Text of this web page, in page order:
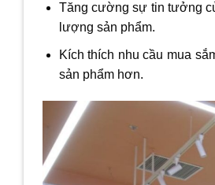
Tăng cường sự tin tưởng
lượng sản phẩm.
Kích thích nhu cầu mua
sản phẩm hơn.